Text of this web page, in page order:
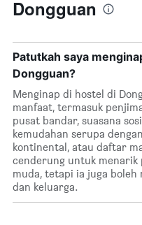
Dongguan
Patutkah saya
Dongguan?
Menginap di hostel di
manfaat, termasuk
pusat bandar, suasana
kemudahan serupa
kontinental, atau daftar
cenderung untuk menarik
muda, tetapi ia juga boleh
dan keluarga.